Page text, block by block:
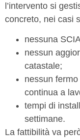
l’intervento si
concreto, nei casi
nessuna
nessun
catastale;
nessun
continua a
tempi di
settimane.
La fattibilità va